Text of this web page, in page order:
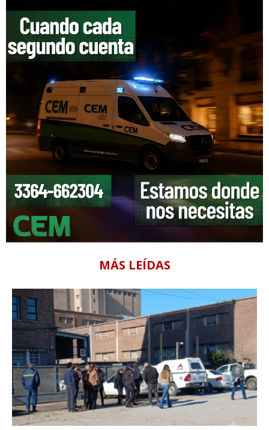
MÁS LEÍDAS